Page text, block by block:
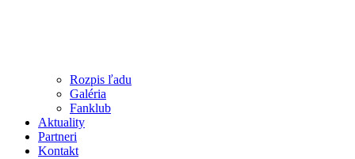
Rozpis ľadu
Galéria
Fanklub
Aktuality
Partneri
Kontakt